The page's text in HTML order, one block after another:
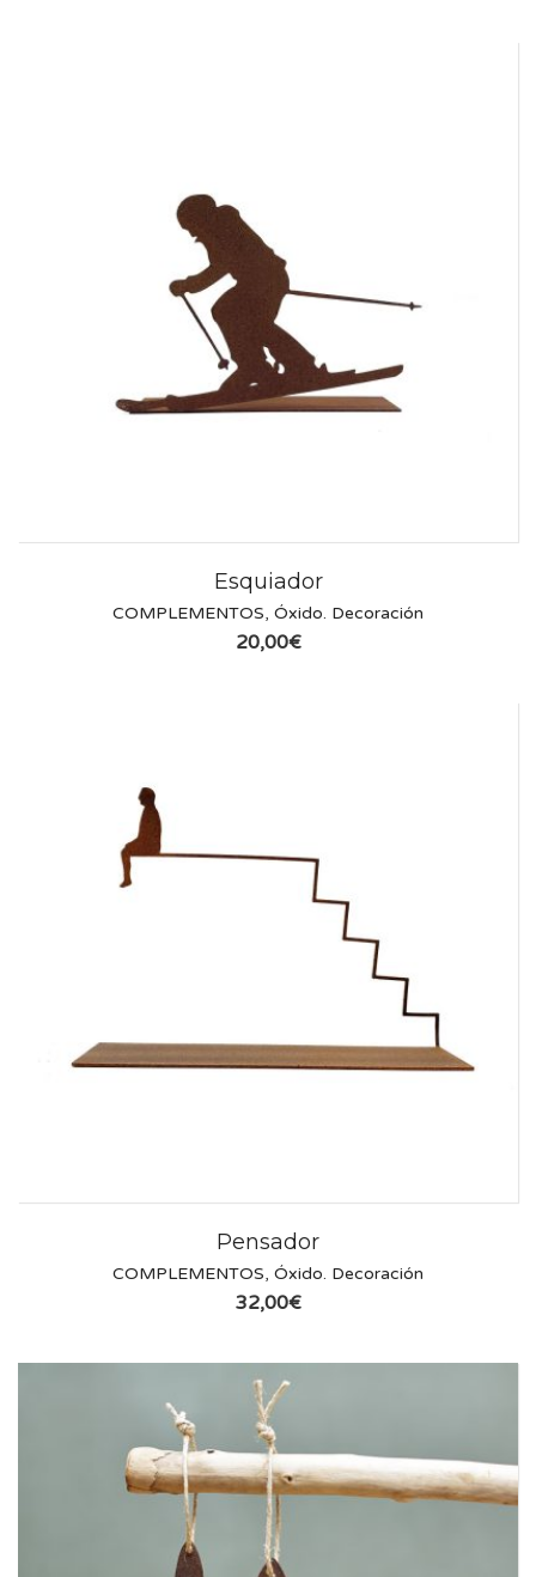
Esquiador
COMPLEMENTOS, Óxido. Decoración
20,00€
Pensador
COMPLEMENTOS, Óxido. Decoración
32,00€